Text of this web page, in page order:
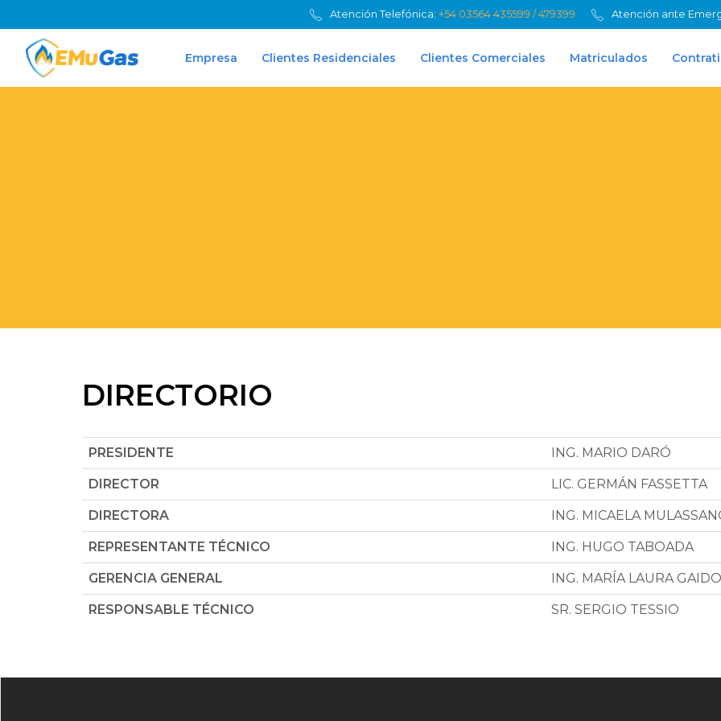
Atención Telefónica: +54 03564 435599 / 479399 Atención ante
Empresa Clientes Residenciales Clientes Comerciales Matriculados
DIRECTORIO
PRESIDENTE ING. MARIO DARÓ
DIRECTOR LIC. GERMÁN FASSETTA
DIRECTORA ING. MICAELA
REPRESENTANTE TÉCNICO ING. HUGO TABOADA
GERENCIA GENERAL ING. MARÍA LAURA GAIDO
RESPONSABLE TÉCNICO SR. SERGIO TESSIO